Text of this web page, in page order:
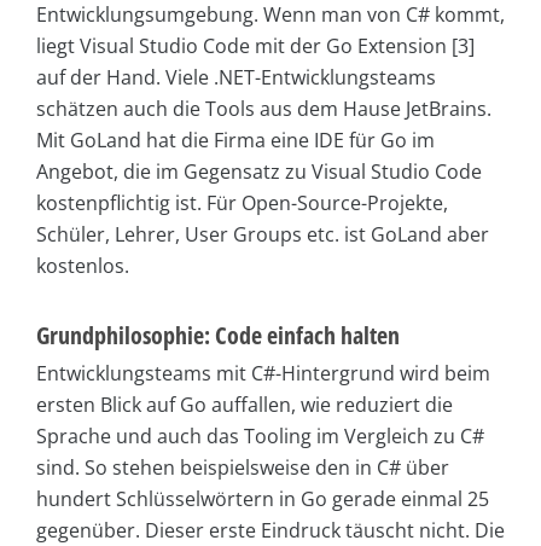
Entwicklungsumgebung. Wenn man von C# kommt,
liegt Visual Studio Code mit der Go Extension [3]
auf der Hand. Viele .NET-Entwicklungsteams
schätzen auch die Tools aus dem Hause JetBrains.
Mit GoLand hat die Firma eine IDE für Go im
Angebot, die im Gegensatz zu Visual Studio Code
kostenpflichtig ist. Für Open-Source-Projekte,
Schüler, Lehrer, User Groups etc. ist GoLand aber
kostenlos.
Grundphilosophie: Code einfach halten
Entwicklungsteams mit C#-Hintergrund wird beim
ersten Blick auf Go auffallen, wie reduziert die
Sprache und auch das Tooling im Vergleich zu C#
sind. So stehen beispielsweise den in C# über
hundert Schlüsselwörtern in Go gerade einmal 25
gegenüber. Dieser erste Eindruck täuscht nicht. Die